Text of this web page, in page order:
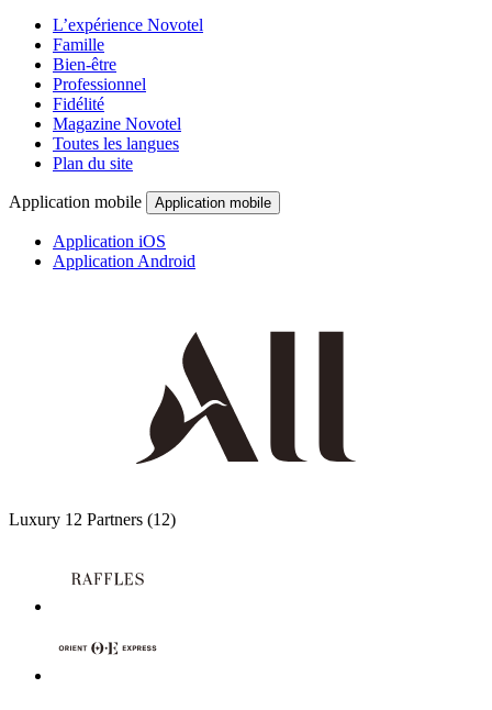
L’expérience Novotel
Famille
Bien-être
Professionnel
Fidélité
Magazine Novotel
Toutes les langues
Plan du site
Application mobile Application mobile
Application iOS
Application Android
Luxury 12 Partners (12)